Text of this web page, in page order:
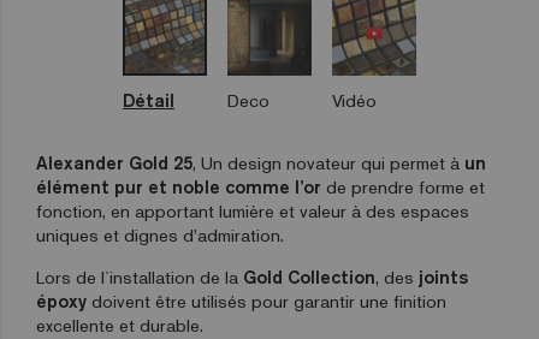
Détail Deco Vidéo
Alexander Gold 25, Un design novateur qui permet à un
élément pur et noble comme l’or de prendre forme et
fonction, en apportant lumière et valeur à des espaces
uniques et dignes d’admiration.
Lors de l´installation de la Gold Collection, des joints
époxy doivent être utilisés pour garantir une finition
excellente et durable.